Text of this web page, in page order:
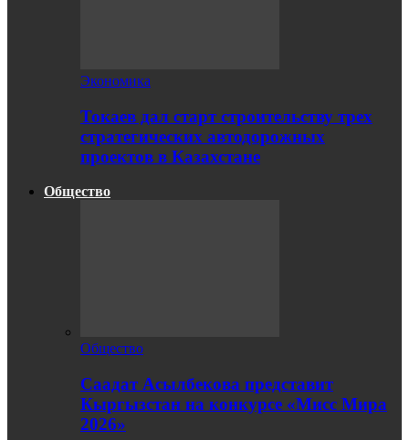
Экономика
Токаев дал старт строительству трех
стратегических автодорожных
проектов в Казахстане
Общество
Общество
Саадат Асылбекова представит
Кыргызстан на конкурсе «Мисс Мира
2026»